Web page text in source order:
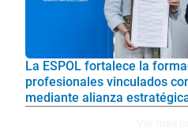
La ESPOL fortalece la
profesionales vinculados
mediante alianza